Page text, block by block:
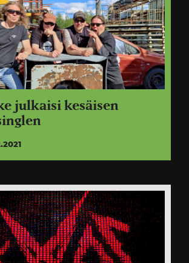
julkaisi kesäisen